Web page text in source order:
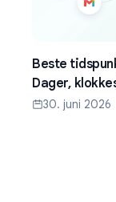
Beste
Dager,
30. juni 2026